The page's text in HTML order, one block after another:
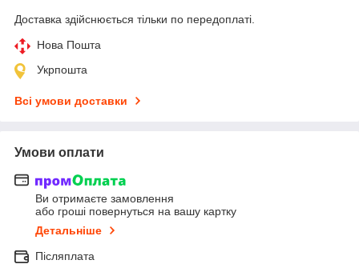
Доставка здійснюється тільки по передоплаті.
Нова Пошта
Укрпошта
Всі умови доставки
Умови оплати
Ви отримаєте замовлення
або гроші повернуться на вашу картку
Детальніше
Післяплата